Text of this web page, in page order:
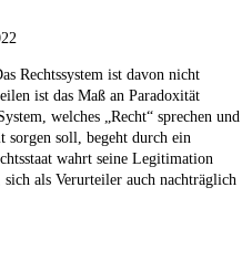
Rechtssystem ist davon nicht
ist das Maß an Paradoxität
welches „Recht“ sprechen und
sorgen soll, begeht durch ein
wahrt seine Legitimation
als Verurteiler auch nachträglich